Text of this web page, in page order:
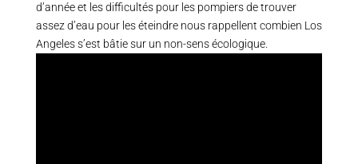
d’année et les difficultés pour les pompiers de trouver
assez d’eau pour les éteindre nous rappellent combien Los
Angeles s’est bâtie sur un non-sens écologique.